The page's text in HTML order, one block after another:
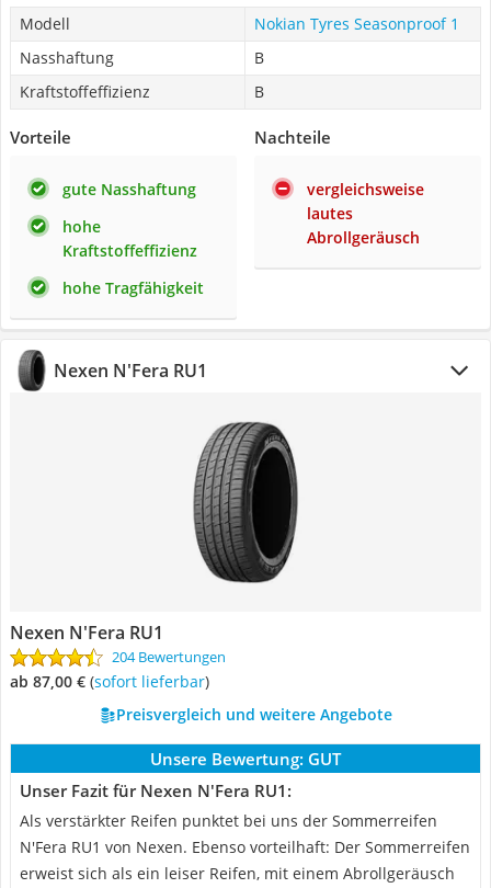
Modell
Nokian Tyres Seasonproof 1
Nasshaftung
B
Kraftstoffeffizienz
B
Vorteile
gute Nasshaftung
hohe
Kraftstoffeffizienz
hohe Tragfähigkeit
Nachteile
vergleichsweise
lautes
Abrollgeräusch
Nexen N'Fera RU1
Nexen N'Fera RU1
204 Bewertungen
ab 87,00 € ( Sofort lieferbar)
Preisvergleich und weitere Angebote
Unsere Bewertung: GUT
Unser Fazit für Nexen N'Fera RU1:
Als verstärkter Reifen punktet bei uns der Sommerreifen
N'Fera RU1 von Nexen. Ebenso vorteilhaft: Der Sommerreifen
erweist sich als ein leiser Reifen, mit einem Abrollgeräusch